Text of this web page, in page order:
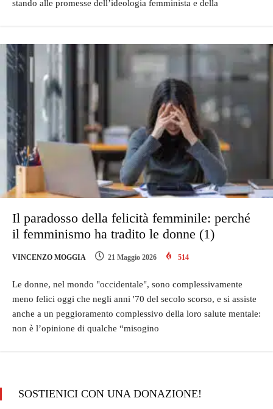
stando alle promesse dell’ideologia femminista e della
Il paradosso della felicità femminile: perché
il femminismo ha tradito le donne (1)
VINCENZO MOGGIA 21 Maggio 2026 514
Le donne, nel mondo "occidentale", sono complessivamente
meno felici oggi che negli anni '70 del secolo scorso, e si assiste
anche a un peggioramento complessivo della loro salute mentale:
non è l’opinione di qualche “misogino
SOSTIENICI CON UNA DONAZIONE!